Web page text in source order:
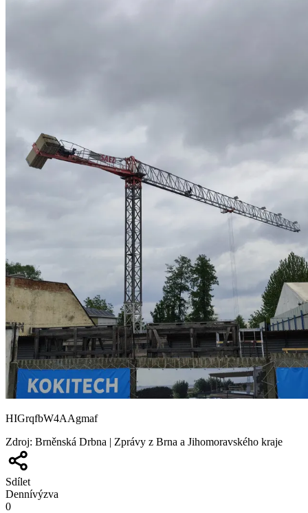
HIGrqfbW4AAgmaf
Zdroj: Brněnská Drbna | Zprávy z Brna a Jihomoravského kraje
Sdílet
Dennívýzva
0